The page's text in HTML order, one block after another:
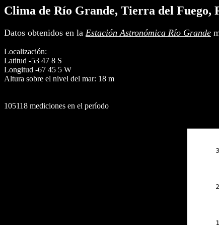
Clima de Río Grande, Tierra del Fuego,
Datos obtenidos en la Estación Astronómica Río Grande
Localización:
Latitud -53 47 8 S
Longitud -67 45 5 W
Altura sobre el nivel del mar: 18 m
105118 mediciones en el período